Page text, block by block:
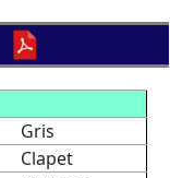
Gris
Clapet